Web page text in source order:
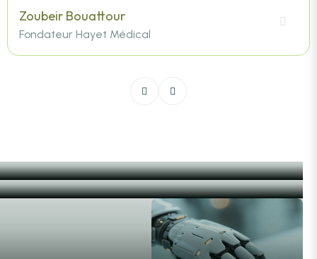
Zoubeir Bouattour
Fondateur Hayet Médical